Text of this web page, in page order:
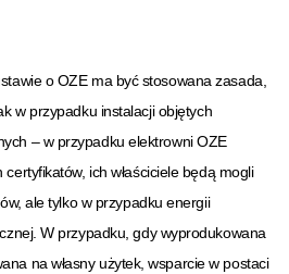
o OZE ma być stosowana zasada,
w przypadku instalacji objętych
– w przypadku elektrowni OZE
ich właściciele będą mogli
ale tylko w przypadku energii
W przypadku, gdy wyprodukowana
na własny użytek, wsparcie w postaci